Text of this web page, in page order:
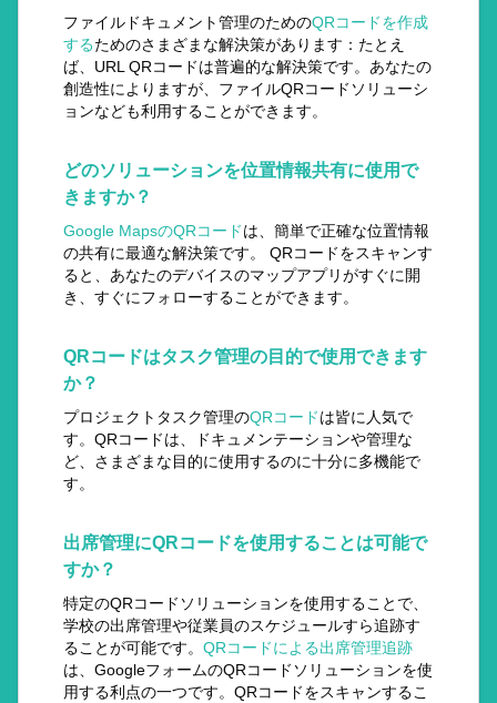
ファイルドキュメント管理のためのQRコードを作成
するためのさまざまな解決策があります：たとえ
ば、URL QRコードは普遍的な解決策です。あなたの
創造性によりますが、ファイルQRコードソリューシ
ョンなども利用することができます。
どのソリューションを位置情報共有に使用で
きますか？
Google MapsのQRコードは、簡単で正確な位置情報
の共有に最適な解決策です。 QRコードをスキャンす
ると、あなたのデバイスのマップアプリがすぐに開
き、すぐにフォローすることができます。
QRコードはタスク管理の目的で使用できます
か？
プロジェクトタスク管理のQRコードは皆に人気で
す。QRコードは、ドキュメンテーションや管理な
ど、さまざまな目的に使用するのに十分に多機能で
す。
出席管理にQRコードを使用することは可能で
すか？
特定のQRコードソリューションを使用することで、
学校の出席管理や従業員のスケジュールすら追跡す
ることが可能です。 QRコードによる出席管理追跡
は、GoogleフォームのQRコードソリューションを使
用する利点の一つです。QRコードをスキャンするこ